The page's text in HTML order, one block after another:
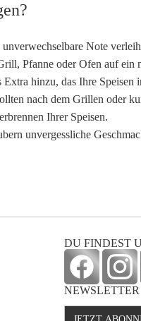
Note
Pfanne oder Ofen auf ein
hinzu, das Ihre Speisen
nach dem Grillen oder
Ihrer Speisen.
unvergessliche
DU FINDEST
NEWSLETTER